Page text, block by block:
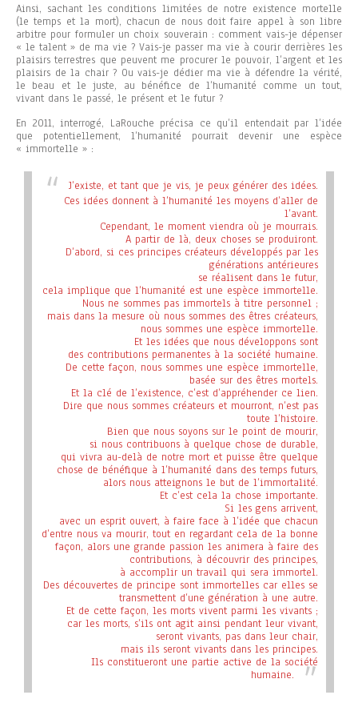
Ainsi, sachant les conditions limitées de notre existence mortelle
(le temps et la mort), chacun de nous doit faire appel à son libre
arbitre pour formuler un choix souverain : comment vais-je dépenser
« le talent » de ma vie ? Vais-je passer ma vie à courir derrières les
plaisirs terrestres que peuvent me procurer le pouvoir, l’argent et les
plaisirs de la chair ? Ou vais-je dédier ma vie à défendre la vérité,
le beau et le juste, au bénéfice de l’humanité comme un tout,
vivant dans le passé, le présent et le futur ?
En 2011, interrogé, LaRouche précisa ce qu’il entendait par l’idée
que potentiellement, l’humanité pourrait devenir une espèce
« immortelle » :
J’existe, et tant que je vis, je peux générer des idées.
Ces idées donnent à l’humanité les moyens d’aller de
l’avant.
Cependant, le moment viendra où je mourrais.
A partir de là, deux choses se produiront.
D’abord, si ces principes créateurs développés par les
générations antérieures
se réalisent dans le futur,
cela implique que l’humanité est une espèce immortelle.
Nous ne sommes pas immortels à titre personnel ;
mais dans la mesure où nous sommes des êtres créateurs,
nous sommes une espèce immortelle.
Et les idées que nous développons sont
des contributions permanentes à la société humaine.
De cette façon, nous sommes une espèce immortelle,
basée sur des êtres mortels.
Et la clé de l’existence, c’est d’appréhender ce lien.
Dire que nous sommes créateurs et mourront, n’est pas
toute l’histoire.
Bien que nous soyons sur le point de mourir,
si nous contribuons à quelque chose de durable,
qui vivra au-delà de notre mort et puisse être quelque
chose de bénéfique à l’humanité dans des temps futurs,
alors nous atteignons le but de l’immortalité.
Et c’est cela la chose importante.
Si les gens arrivent,
avec un esprit ouvert, à faire face à l’idée que chacun
d’entre nous va mourir, tout en regardant cela de la bonne
façon, alors une grande passion les animera à faire des
contributions, à découvrir des principes,
à accomplir un travail qui sera immortel.
Des découvertes de principe sont immortelles car elles se
transmettent d’une génération à une autre.
Et de cette façon, les morts vivent parmi les vivants ;
car les morts, s’ils ont agit ainsi pendant leur vivant,
seront vivants, pas dans leur chair,
mais ils seront vivants dans les principes.
Ils constitueront une partie active de la société
humaine.